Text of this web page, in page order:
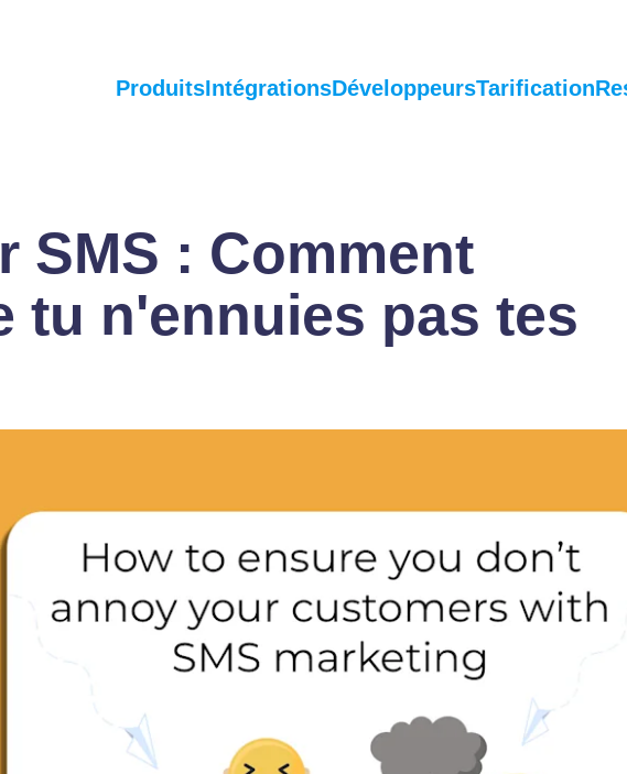
ProduitsIntégrationsDéveloppeursTarification
SMS : Comment
tu n'ennuies pas tes